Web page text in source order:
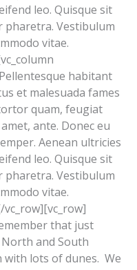
leo. Quisque sit
pharetra. Vestibulum
vitae.
habitant
et malesuada fames
quam, feugiat
ante. Donec eu
Aenean ultricies
leo. Quisque sit
pharetra. Vestibulum
vitae.
that just
and South
with lots of dunes. We